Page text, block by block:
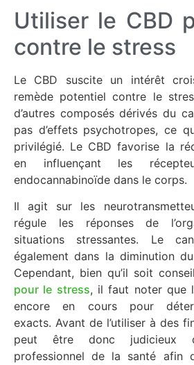
Utiliser le CBD
contre le stress
Le CBD suscite un intérêt
remède potentiel contre le
d’autres composés dérivés du
pas d’effets psychotropes, ce
privilégié. Le CBD favorise la
en influençant les
endocannabinoïde dans le corps.
Il agit sur les
régule les réponses de
situations stressantes. Le
également dans la diminution
Cependant, bien qu’il soit
pour le stress, il faut noter que
encore en cours pour
exacts. Avant de l’utiliser à des
peut être donc judicieux
professionnel de la santé afin